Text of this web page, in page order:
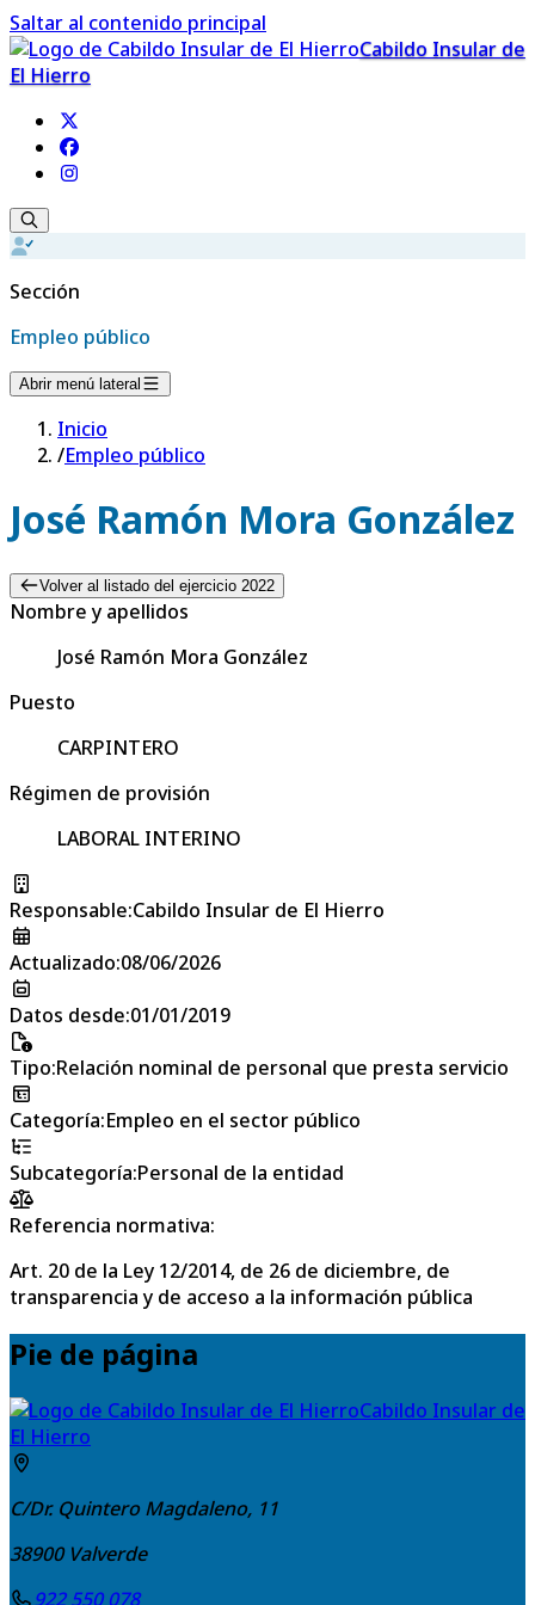
Saltar al contenido principal
Cabildo Insular de
El Hierro
Sección
Empleo público
Abrir menú lateral
Inicio
/Empleo público
José Ramón Mora González
Volver al listado del ejercicio 2022
Nombre y apellidos
José Ramón Mora González
Puesto
CARPINTERO
Régimen de provisión
LABORAL INTERINO
Responsable:Cabildo Insular de El Hierro
Actualizado:08/06/2026
Datos desde:01/01/2019
Tipo:Relación nominal de personal que presta servicio
Categoría:Empleo en el sector público
Subcategoría:Personal de la entidad
Referencia normativa:
Art. 20 de la Ley 12/2014, de 26 de diciembre, de
transparencia y de acceso a la información pública
Pie de página
Cabildo Insular de
El Hierro
C/Dr. Quintero Magdaleno, 11
38900 Valverde
922 550 078